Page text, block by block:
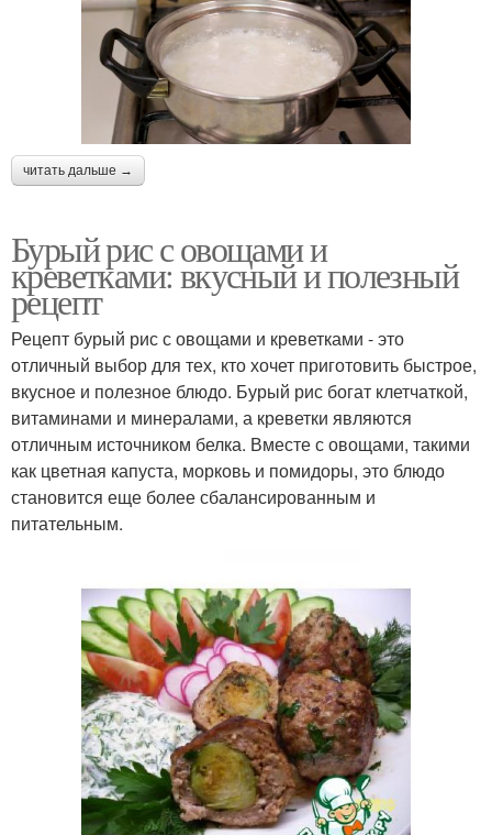
читать дальше →
Бурый рис с овощами и
креветками: вкусный и полезный
рецепт
Рецепт бурый рис с овощами и креветками - это
отличный выбор для тех, кто хочет приготовить быстрое,
вкусное и полезное блюдо. Бурый рис богат клетчаткой,
витаминами и минералами, а креветки являются
отличным источником белка. Вместе с овощами, такими
как цветная капуста, морковь и помидоры, это блюдо
становится еще более сбалансированным и
питательным.